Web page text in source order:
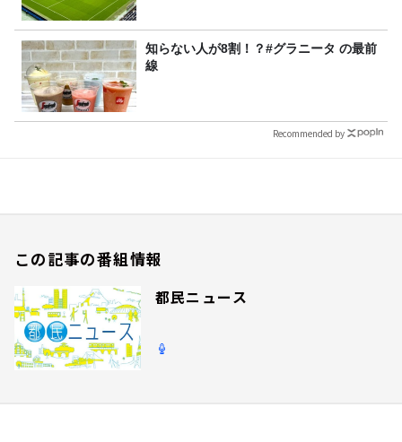
知らない人が8割！？#グラニータ の最前
線
Recommended by
この記事の番組情報
都民ニュース